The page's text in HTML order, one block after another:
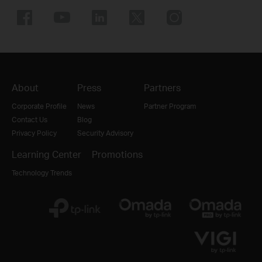
About
Corporate Profile
Contact Us
Privacy Policy
Press
News
Blog
Security Advisory
Partners
Partner Program
Learning Center
Technology Trends
Promotions